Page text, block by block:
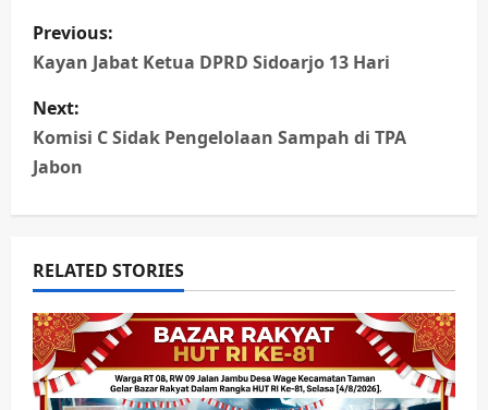
P
o
s
t
n
a
v
i
g
Previous:
Kayan Jabat Ketua DPRD Sidoarjo 13 Hari
Next:
Komisi C Sidak Pengelolaan Sampah di TPA
Jabon
RELATED STORIES